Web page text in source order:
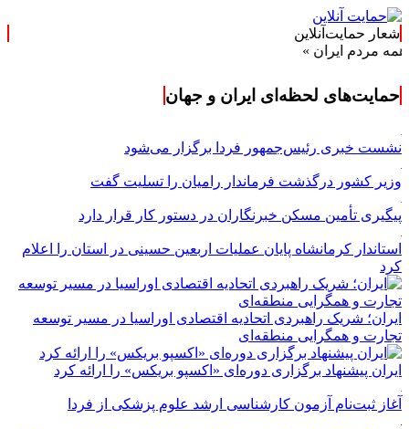
شعار حمایت‌آنلاین
ایران »
حمایت‌های لحظه‌ای ایران و جهان
نشست خبری رئیس‌جمهور فردا برگزار می‌شود
وزیر کشور درگذشت فرماندار رامیان را تسلیت گفت
پیگیری تأمین مسکن خبرنگاران در دستور کار قرار دارد
استاندار کرمانشاه پایان عملیات اربعین حسینی در استان را اعلام
کرد
ایران؛ شریک راهبردی اتحادیه اقتصادی اوراسیا در مسیر توسعه
تجارت و همگرایی منطقه‌ای
ایران پیشنهاد برگزاری دوره‌ای «اکسپو بریکس» را ارائه کرد
آغاز ثبت‌نام‌ آزمون کارشناسی ارشد علوم پزشکی از فردا